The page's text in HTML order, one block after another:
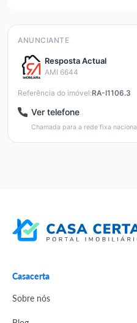
ANUNCIANTE
Resposta Actual
AMI 6644
Referência do imóvel:RA-I1106.3
Ver telefone
Chamada para a rede fixa nacional
Casacerta
Sobre nós